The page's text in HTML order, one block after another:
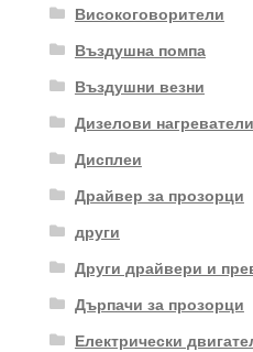
Високоговорители
Въздушна помпа
Въздушни везни
Дизелови нагреватели
Дисплеи
Драйвер за прозорци
други
Други драйвери и
Дърпачи за прозорци
Електрически